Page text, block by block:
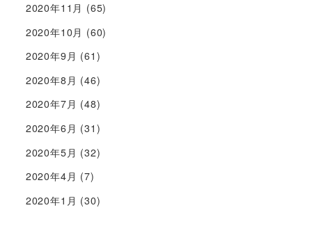
2020年11月 (65)
2020年10月 (60)
2020年9月 (61)
2020年8月 (46)
2020年7月 (48)
2020年6月 (31)
2020年5月 (32)
2020年4月 (7)
2020年1月 (30)